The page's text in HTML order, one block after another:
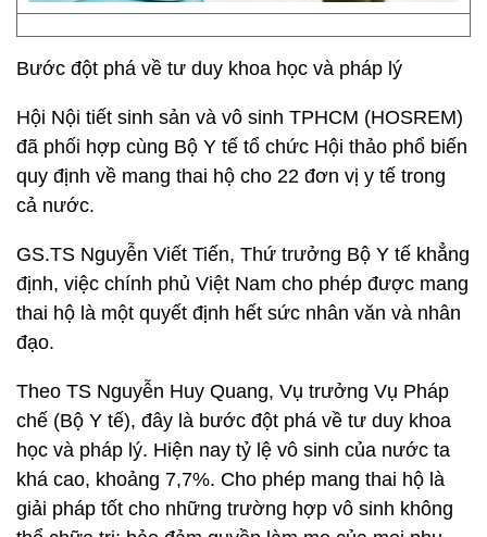
Bước đột phá về tư duy khoa học và pháp lý
Hội Nội tiết sinh sản và vô sinh TPHCM (HOSREM)
đã phối hợp cùng Bộ Y tế tổ chức Hội thảo phổ biến
quy định về mang thai hộ cho 22 đơn vị y tế trong
cả nước.
GS.TS Nguyễn Viết Tiến, Thứ trưởng Bộ Y tế khẳng
định, việc chính phủ Việt Nam cho phép được mang
thai hộ là một quyết định hết sức nhân văn và nhân
đạo.
Theo TS Nguyễn Huy Quang, Vụ trưởng Vụ Pháp
chế (Bộ Y tế), đây là bước đột phá về tư duy khoa
học và pháp lý. Hiện nay tỷ lệ vô sinh của nước ta
khá cao, khoảng 7,7%. Cho phép mang thai hộ là
giải pháp tốt cho những trường hợp vô sinh không